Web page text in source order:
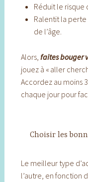
Réduit le risque
Ralentit la perte
de l’âge.
Alors, faites bouger
jouez à « aller
Accordez au moins
chaque jour pour
Choisir les
Le meilleur type
l’autre, en fonction